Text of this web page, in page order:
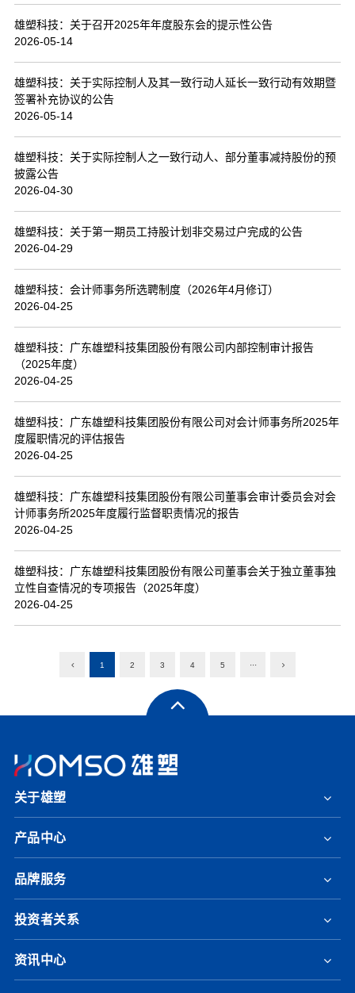
雄塑科技：关于召开2025年年度股东会的提示性公告
2026-05-14
雄塑科技：关于实际控制人及其一致行动人延长一致行动有效期暨
签署补充协议的公告
2026-05-14
雄塑科技：关于实际控制人之一致行动人、部分董事减持股份的预
披露公告
2026-04-30
雄塑科技：关于第一期员工持股计划非交易过户完成的公告
2026-04-29
雄塑科技：会计师事务所选聘制度（2026年4月修订）
2026-04-25
雄塑科技：广东雄塑科技集团股份有限公司内部控制审计报告
（2025年度）
2026-04-25
雄塑科技：广东雄塑科技集团股份有限公司对会计师事务所2025年
度履职情况的评估报告
2026-04-25
雄塑科技：广东雄塑科技集团股份有限公司董事会审计委员会对会
计师事务所2025年度履行监督职责情况的报告
2026-04-25
雄塑科技：广东雄塑科技集团股份有限公司董事会关于独立董事独
立性自查情况的专项报告（2025年度）
2026-04-25
1 2 3 4 5 ···
关于雄塑
产品中心
品牌服务
投资者关系
资讯中心